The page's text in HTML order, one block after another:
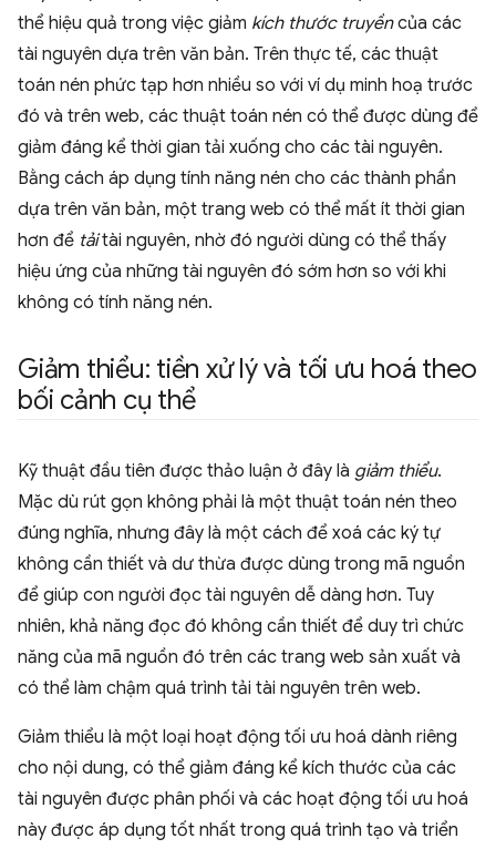
thể hiệu quả trong việc giảm kích thước truyềncủa các
tài nguyên dựa trên văn bản. Trên thực tế, các thuật
toán nén phức tạp hơn nhiều so với ví dụ minh hoạ trước
đó và trên web, các thuật toán nén có thể được dùng để
giảm đáng kể thời gian tải xuống cho các tài nguyên.
Bằng cách áp dụng tính năng nén cho các thành phần
dựa trên văn bản, một trang web có thể mất ít thời gian
hơn để tảitài nguyên, nhờ đó người dùng có thể thấy
hiệu ứng của những tài nguyên đó sớm hơn so với khi
không có tính năng nén.
Giảm thiểu: tiền xử lý và tối ưu hoá theo
bối cảnh cụ thể
Kỹ thuật đầu tiên được thảo luận ở đây là giảm thiểu.
Mặc dù rút gọn không phải là một thuật toán nén theo
đúng nghĩa, nhưng đây là một cách để xoá các ký tự
không cần thiết và dư thừa được dùng trong mã nguồn
để giúp con người đọc tài nguyên dễ dàng hơn. Tuy
nhiên, khả năng đọc đó không cần thiết để duy trì chức
năng của mã nguồn đó trên các trang web sản xuất và
có thể làm chậm quá trình tải tài nguyên trên web.
Giảm thiểu là một loại hoạt động tối ưu hoá dành riêng
cho nội dung, có thể giảm đáng kể kích thước của các
tài nguyên được phân phối và các hoạt động tối ưu hoá
này được áp dụng tốt nhất trong quá trình tạo và triển